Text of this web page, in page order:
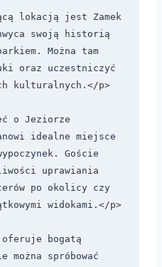
lokacją jest Zamek
swoją historią
Można tam
oraz uczestniczyć
kulturalnych.</p>
o Jeziorze
idealne miejsce
Goście
uprawiania
po okolicy czy
widokami.</p>
oferuje bogatą
spróbować